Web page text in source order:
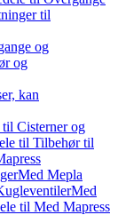
til
og
og
kan
til Cisterner og
til Tilbehør til
Med Mepla
Med
til Med Mapress